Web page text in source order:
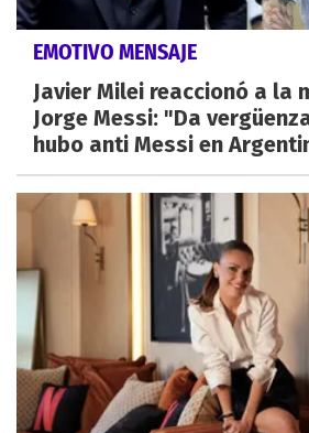
EMOTIVO MENSAJE
Javier Milei reaccionó a la
Jorge Messi: "Da
hubo anti Messi en